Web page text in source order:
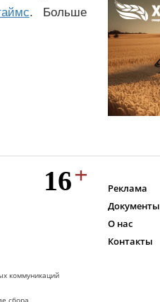
. Больше
коммуникаций
Реклама
Документы
О нас
Контакты